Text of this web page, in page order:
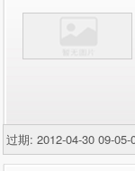
过期: 2012-04-30 09-